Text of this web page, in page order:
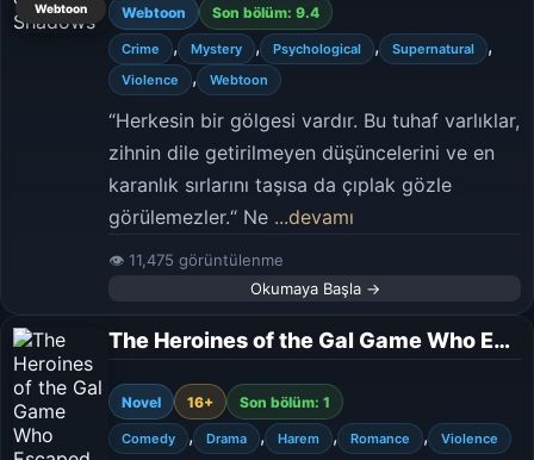
Webtoon Webtoon Son bölüm: 9.4
Crime , Mystery , Psychological , Supernatural ,
Violence , Webtoon
“Herkesin bir gölgesi vardır. Bu tuhaf varlıklar,
zihnin dile getirilmeyen düşüncelerini ve en
karanlık sırlarını taşısa da çıplak gözle
görülemezler.“ Ne ...devamı
👁 11,475 görüntülenme
Okumaya Başla →
The Heroines of the Gal Game Who Escaped Their Death Endings Somehow Read My Diary and Learned My Secret
Novel 16+ Son bölüm: 1
Comedy , Drama , Harem , Romance , Violence